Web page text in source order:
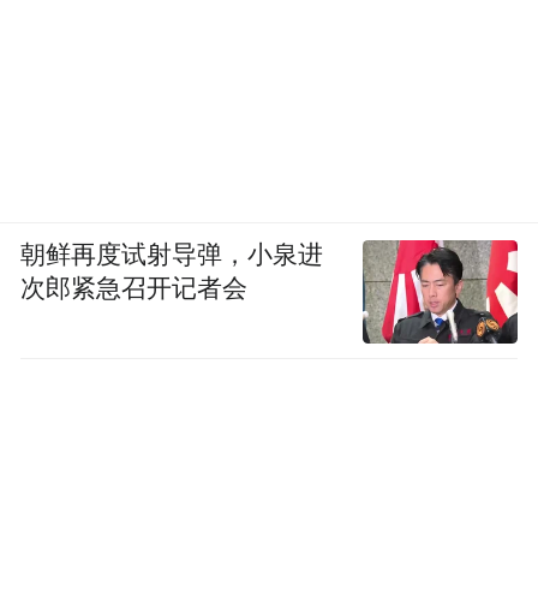
朝鲜再度试射导弹，小泉进
次郎紧急召开记者会